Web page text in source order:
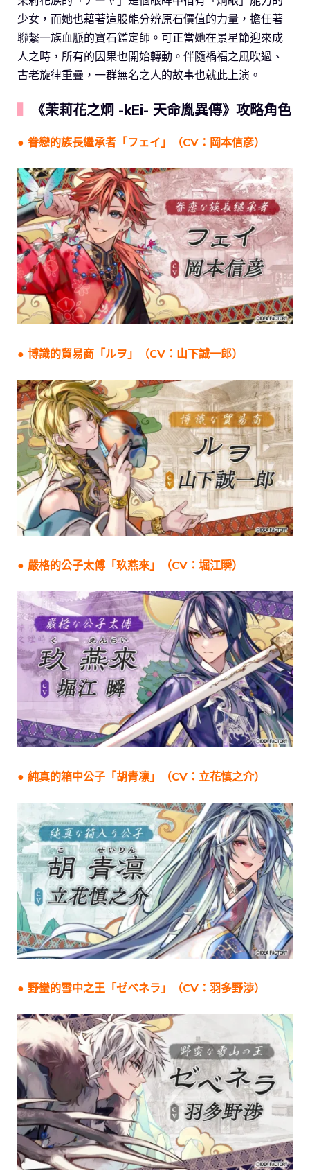
少女，而她也藉著這股能分辨原石價值的力量，擔任著
聯繫一族血脈的寶石鑑定師。可正當她在景星節迎來成
人之時，所有的因果也開始轉動。伴隨禍福之風吹過、
古老旋律重疊，一群無名之人的故事也就此上演。
《茉莉花之炯 -kEi- 天命胤異傳》攻略角色
● 眷戀的族長繼承者「フェイ」（CV：岡本信彦）
● 博識的貿易商「ルヲ 」（CV： 山下誠一郎）
● 嚴格的公子太傅 「玖燕來 」（CV： 堀江瞬）
● 純真的箱中公子 「胡青凛 」（CV： 立花慎之介）
● 野蠻的雪中之王「ゼベネラ 」（CV： 羽多野渉）